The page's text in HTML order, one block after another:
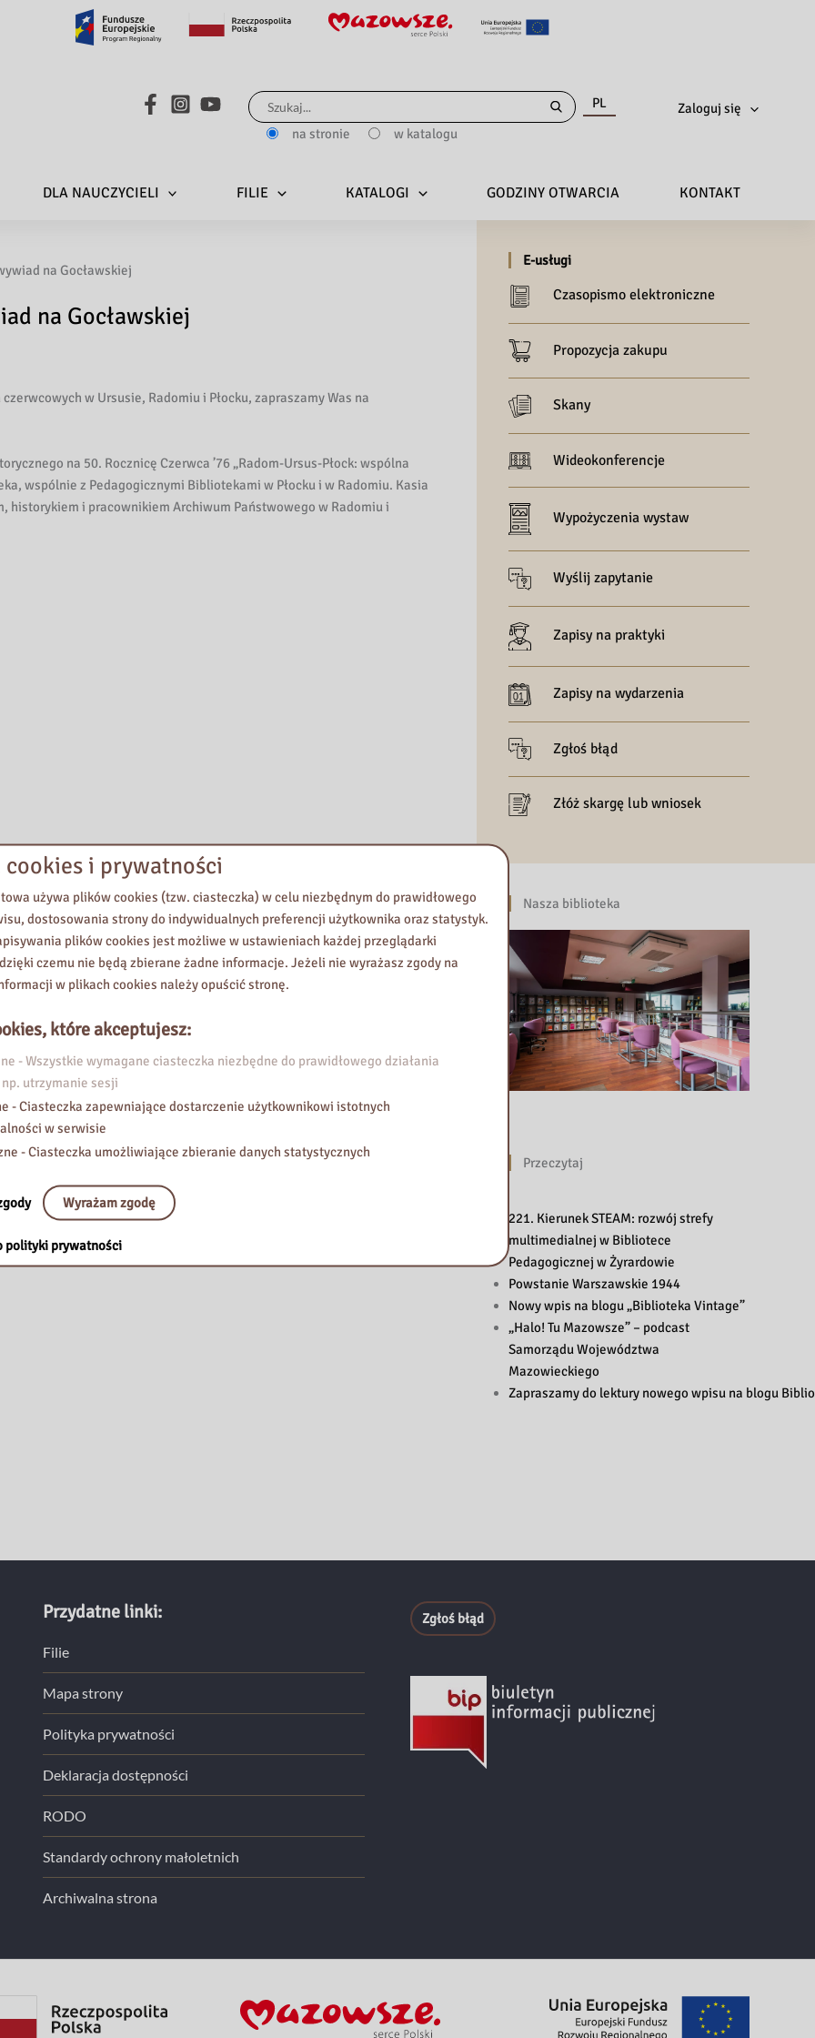
Search...
na stronie
w katalogu
PL Zaloguj się
DLA NAUCZYCIELI FILIE KATALOGI GODZINY OTWARCIA KONTAKT
na Gocławskiej
na Gocławskiej
w Ursusie, Radomiu i Płocku, zapraszamy Was na
na 50. Rocznicę Czerwca ’76 „Radom-Ursus-Płock: wspólna
wspólnie z Pedagogicznymi Bibliotekami w Płocku i w Radomiu. Kasia
historykiem i pracownikiem Archiwum Państwowego w Radomiu i
E-usługi
Czasopismo elektroniczne
Propozycja zakupu
Skany
Wideokonferencje
Wypożyczenia wystaw
Wyślij zapytanie
Zapisy na praktyki
Zapisy na wydarzenia
Zgłoś błąd
Złóż skargę lub wniosek
Nasza biblioteka
Przeczytaj
221. Kierunek STEAM: rozwój strefy
multimedialnej w Bibliotece
Pedagogicznej w Żyrardowie
Powstanie Warszawskie 1944
Nowy wpis na blogu „Biblioteka Vintage”
„Halo! Tu Mazowsze” – podcast
Samorządu Województwa
Mazowieckiego
Zapraszamy do lektury nowego wpisu na blogu
Przydatne linki:
Filie
Mapa strony
Polityka prywatności
Deklaracja dostępności
RODO
Standardy ochrony małoletnich
Archiwalna strona
Zgłoś błąd
i prywatności
używa plików cookies (tzw. ciasteczka) w celu niezbędnym do prawidłowego
dostosowania strony do indywidualnych preferencji użytkownika oraz statystyk.
plików cookies jest możliwe w ustawieniach każdej przeglądarki
czemu nie będą zbierane żadne informacje. Jeżeli nie wyrażasz zgody na
w plikach cookies należy opuścić stronę.
które akceptujesz:
- Wszystkie wymagane ciasteczka niezbędne do prawidłowego działania
utrzymanie sesji
- Ciasteczka zapewniające dostarczenie użytkownikowi istotnych
w serwisie
- Ciasteczka umożliwiające zbieranie danych statystycznych
Wyrażam zgodę
polityki prywatności